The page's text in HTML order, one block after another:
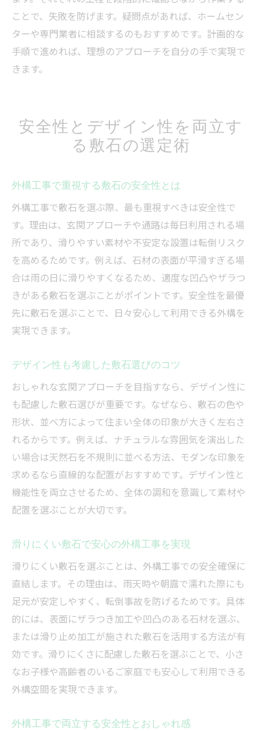
ことで、失敗を防げます。疑問点があれば、ホームセン
ターや専門業者に相談するのもおすすめです。計画的な
手順で進めれば、理想のアプローチを自分の手で実現で
きます。
安全性とデザイン性を両立す
る敷石の選定術
外構工事で重視する敷石の安全性とは
外構工事で敷石を選ぶ際、最も重視すべきは安全性で
す。理由は、玄関アプローチや通路は毎日利用される場
所であり、滑りやすい素材や不安定な設置は転倒リスク
を高めるためです。例えば、石材の表面が平滑すぎる場
合は雨の日に滑りやすくなるため、適度な凹凸やザラつ
きがある敷石を選ぶことがポイントです。安全性を最優
先に敷石を選ぶことで、日々安心して利用できる外構を
実現できます。
デザイン性も考慮した敷石選びのコツ
おしゃれな玄関アプローチを目指すなら、デザイン性に
も配慮した敷石選びが重要です。なぜなら、敷石の色や
形状、並べ方によって住まい全体の印象が大きく左右さ
れるからです。例えば、ナチュラルな雰囲気を演出した
い場合は天然石を不規則に並べる方法、モダンな印象を
求めるなら直線的な配置がおすすめです。デザイン性と
機能性を両立させるため、全体の調和を意識して素材や
配置を選ぶことが大切です。
滑りにくい敷石で安心の外構工事を実現
滑りにくい敷石を選ぶことは、外構工事での安全確保に
直結します。その理由は、雨天時や朝露で濡れた際にも
足元が安定しやすく、転倒事故を防げるためです。具体
的には、表面にザラつき加工や凹凸のある石材を選ぶ、
または滑り止め加工が施された敷石を活用する方法が有
効です。滑りにくさに配慮した敷石を選ぶことで、小さ
なお子様や高齢者のいるご家庭でも安心して利用できる
外構空間を実現できます。
外構工事で両立する安全性とおしゃれ感